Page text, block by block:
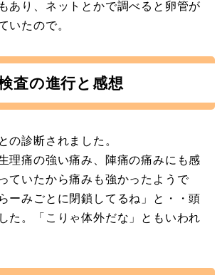
あり、ネットとかで調べると卵管が
いたので。
査の進行と感想
の診断されました。
理痛の強い痛み、陣痛の痛みにも感
ていたから痛みも強かったようで
ーみごとに閉鎖してるね」と・・頭
た。「こりゃ体外だな」ともいわれ